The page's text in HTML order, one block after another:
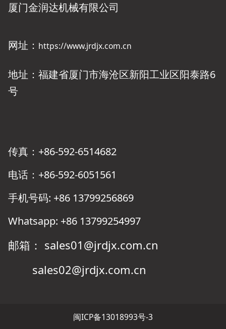
厦门金润达机械有限公司
网址： https://www.jrdjx.com.cn
地址：福建省厦门市海沧区新阳工业区阳泰路6
号
传真：+86-592-6514682
电话：+86-592-6051561
手机号码: +86 13799256869
Whatsapp: +86 13799254997
邮箱： sales01@jrdjx.com.cn
sales02@jrdjx.com.cn
闽ICP备13018993号-3